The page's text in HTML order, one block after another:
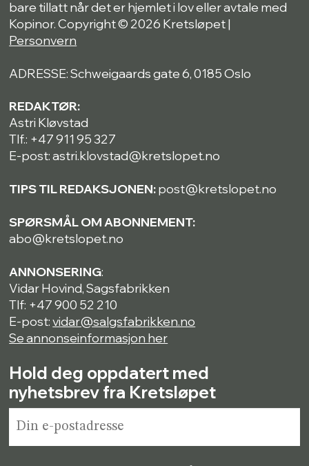
bare tillatt når det er hjemlet i lov eller avtale med
Kopinor. Copyright © 2026 Kretsløpet |
Personvern
ADRESSE: Schweigaards gate 6, 0185 Oslo
REDAKTØR:
Astri Kløvstad
Tlf.: +47 911 95 327
E-post: astri.klovstad@kretslopet.no
TIPS TIL REDAKSJONEN:post@kretslopet.no
SPØRSMÅL OM ABONNEMENT:
abo@kretslopet.no
ANNONSERING:
Vidar Hovind, Sagsfabrikken
Tlf: +47 900 52 210
E-post:vidar@salgsfabrikken.no
Se annonseinformasjon her
Hold deg oppdatert med
nyhetsbrev fra Kretsløpet